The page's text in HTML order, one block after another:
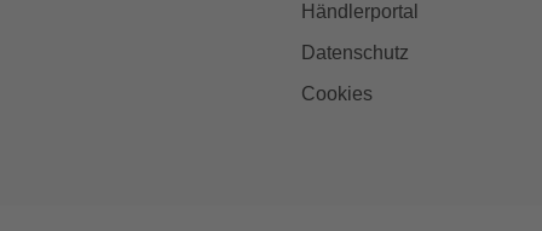
Händlerportal
Datenschutz
Cookies